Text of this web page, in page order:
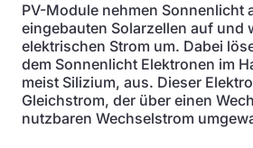
PV-Module nehmen Sonnenlicht
eingebauten Solarzellen auf und
elektrischen Strom um. Dabei
dem Sonnenlicht Elektronen im
meist Silizium, aus. Dieser
Gleichstrom, der über einen
nutzbaren Wechselstrom